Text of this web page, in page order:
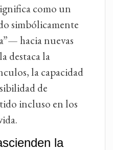
como un
simbólicamente
hacia nuevas
destaca la
la capacidad
de
incluso en los
la